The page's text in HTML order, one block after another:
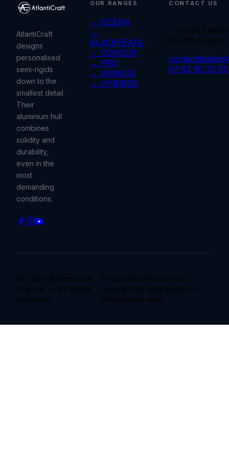
AtlantiCraft
designs
personalised
semi-rigids
down to the
smallest detail.
Their
aluminium hull
combines
solidity and
durability,
even in the
most
demanding
conditions.
OUR RANGES
→ OCEAN
→
BLACKPEARL
→ CONDOR
→ PRO
→ ANNEXE
→ HYBRIDE
CONTACT US
1 rue de
85750 Angles
07 82 80 23 05
© 2026 AtlantiCraft
France — All rights
reserved
Prices shown are non-
contractual and given for
information only.